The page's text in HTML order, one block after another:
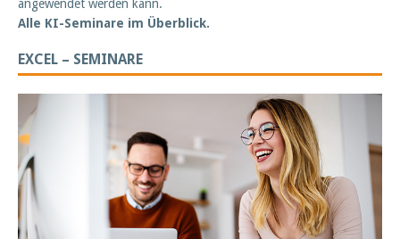
angewendet werden kann.
Alle KI-Seminare im Überblick.
EXCEL – SEMINARE